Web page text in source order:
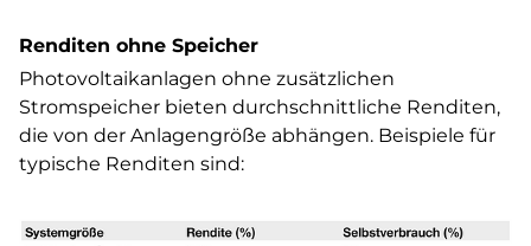
Renditen ohne Speicher
Photovoltaikanlagen ohne zusätzlichen
Stromspeicher bieten durchschnittliche Renditen,
die von der Anlagengröße abhängen. Beispiele für
typische Renditen sind: